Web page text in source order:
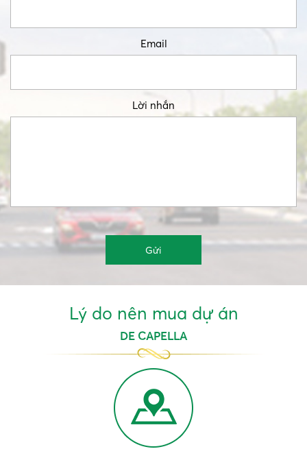
Email
Lời nhắn
Lý do nên mua dự án
DE CAPELLA